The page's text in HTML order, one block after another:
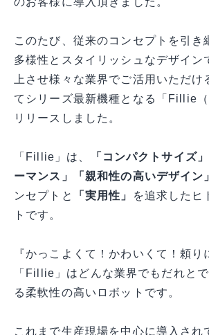
このたび、従来のコンセプトを引き
多様性とスタイリッシュなデザイン
上させ様々な業界でご活用いただけ
てシリーズ最新機種となる「Fillie
リリースしました。
「Fillie」は、
「コンパクトサイズ
ーマンス」「親和性の高いデザイン
ンセプトと
「実用性」
を追求したヒ
トです。
『かっこよくて！かわいくて！頼り
「Fillie」はどんな業界でもだれと
る柔軟性の高いロボットです。
これまで生産現場を中心に導入され